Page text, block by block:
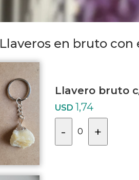
Llaveros en bruto con
Llavero bruto
USD 1,74
- 0 +